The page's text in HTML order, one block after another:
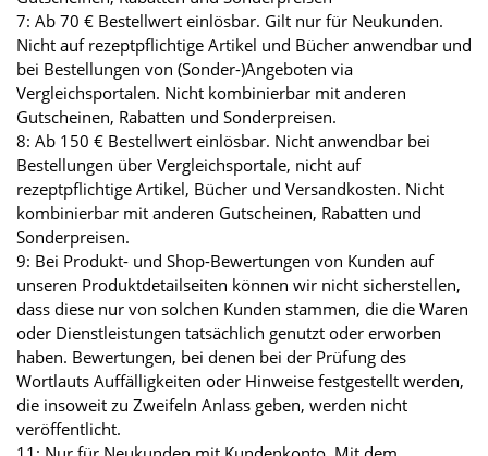
7: Ab 70 € Bestellwert einlösbar. Gilt nur für Neukunden.
Nicht auf rezeptpflichtige Artikel und Bücher anwendbar und
bei Bestellungen von (Sonder-)Angeboten via
Vergleichsportalen. Nicht kombinierbar mit anderen
Gutscheinen, Rabatten und Sonderpreisen.
8: Ab 150 € Bestellwert einlösbar. Nicht anwendbar bei
Bestellungen über Vergleichsportale, nicht auf
rezeptpflichtige Artikel, Bücher und Versandkosten. Nicht
kombinierbar mit anderen Gutscheinen, Rabatten und
Sonderpreisen.
9: Bei Produkt- und Shop-Bewertungen von Kunden auf
unseren Produktdetailseiten können wir nicht sicherstellen,
dass diese nur von solchen Kunden stammen, die die Waren
oder Dienstleistungen tatsächlich genutzt oder erworben
haben. Bewertungen, bei denen bei der Prüfung des
Wortlauts Auffälligkeiten oder Hinweise festgestellt werden,
die insoweit zu Zweifeln Anlass geben, werden nicht
veröffentlicht.